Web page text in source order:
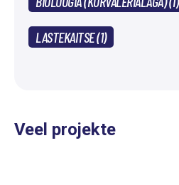
LASTEKAITSE (1)
Veel projekte